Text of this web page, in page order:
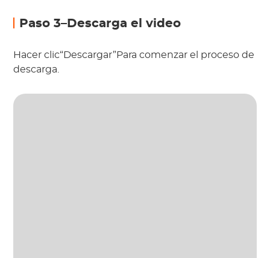
Paso 3–Descarga el video
Hacer clic“Descargar”Para comenzar el proceso de
descarga.